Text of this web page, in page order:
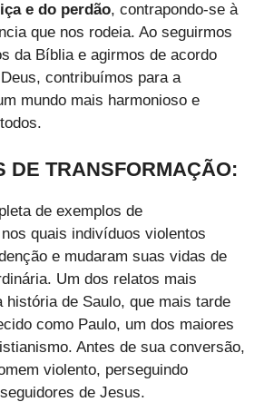
e do perdão, contrapondo-se à
que nos rodeia. Ao seguirmos
da Bíblia e agirmos de acordo
contribuímos para a
mundo mais harmonioso e
DE TRANSFORMAÇÃO:
de exemplos de
quais indivíduos violentos
e mudaram suas vidas de
Um dos relatos mais
história de Saulo, que mais tarde
como Paulo, um dos maiores
Antes de sua conversão,
violento, perseguindo
de Jesus.